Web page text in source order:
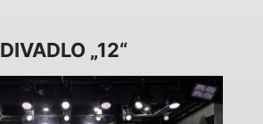
DIVADLO „12“